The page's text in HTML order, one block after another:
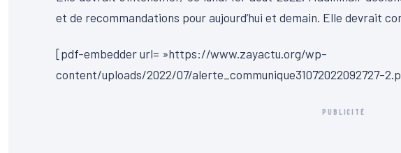
et de recommandations pour aujourd’hui et demain. Elle devrait
[pdf-embedder url= »https://www.zayactu.org/wp-
content/uploads/2022/07/alerte_communique31072022092727-
PUBLICITÉ